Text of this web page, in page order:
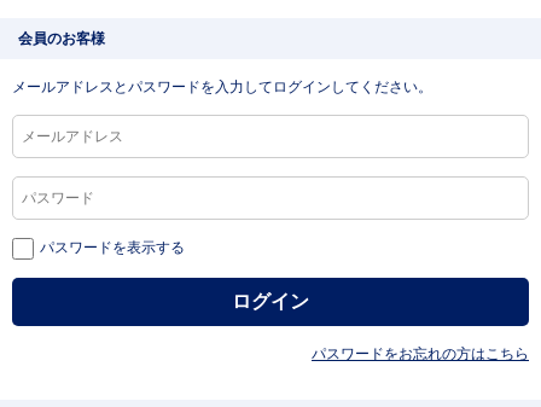
会員のお客様
メールアドレスとパスワードを入力してログインしてください。
パスワードを表示する
パスワードをお忘れの方はこちら